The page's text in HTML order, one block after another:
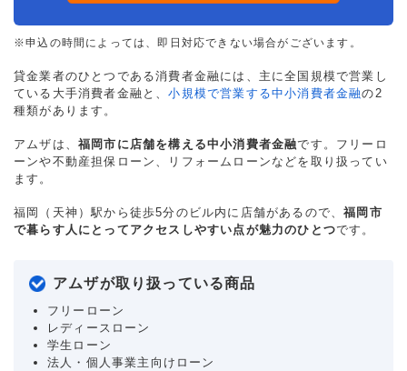
※申込の時間によっては、即日対応できない場合がございます。
貸金業者のひとつである消費者金融には、主に全国規模で営業し
ている大手消費者金融と、小規模で営業する中小消費者金融の2
種類があります。
アムザは、 福岡市に店舗を構える中小消費者金融です。フリーロ
ーンや不動産担保ローン、リフォームローンなどを取り扱ってい
ます。
福岡（天神）駅から徒歩5分のビル内に店舗があるので、福岡市
で暮らす人にとってアクセスしやすい点が魅力のひとつです。
アムザが取り扱っている商品
フリーローン
レディースローン
学生ローン
法人・個人事業主向けローン